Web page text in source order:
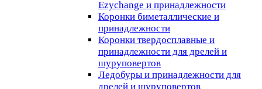
Ezychange и принадлежности
Коронки биметаллические и
принадлежности
Коронки твердосплавные и
принадлежности для дрелей и
шуруповертов
Ледобуры и принадлежности для
дрелей и шуруповертов